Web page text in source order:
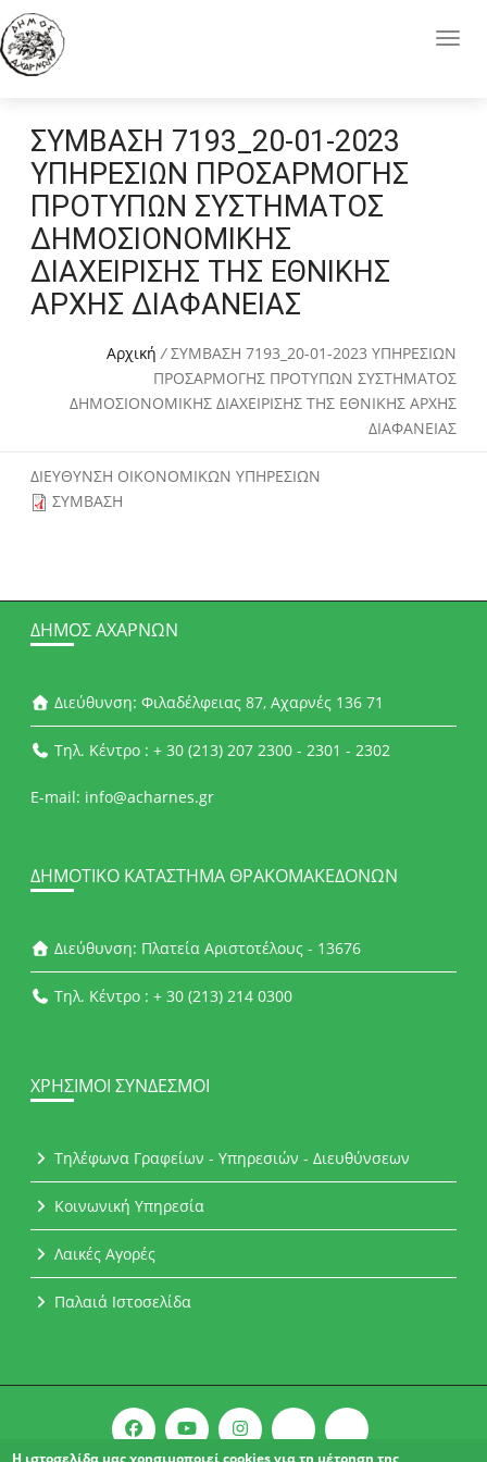
ΣΥΜΒΑΣΗ 7193_20-01-2023
ΥΠΗΡΕΣΙΩΝ ΠΡΟΣΑΡΜΟΓΗΣ
ΠΡΟΤΥΠΩΝ ΣΥΣΤΗΜΑΤΟΣ
ΔΗΜΟΣΙΟΝΟΜΙΚΗΣ
ΔΙΑΧΕΙΡΙΣΗΣ ΤΗΣ ΕΘΝΙΚΗΣ
ΑΡΧΗΣ ΔΙΑΦΑΝΕΙΑΣ
Αρχική /ΣΥΜΒΑΣΗ 7193_20-01-2023 ΥΠΗΡΕΣΙΩΝ
ΠΡΟΣΑΡΜΟΓΗΣ ΠΡΟΤΥΠΩΝ ΣΥΣΤΗΜΑΤΟΣ
ΔΗΜΟΣΙΟΝΟΜΙΚΗΣ ΔΙΑΧΕΙΡΙΣΗΣ ΤΗΣ ΕΘΝΙΚΗΣ ΑΡΧΗΣ
ΔΙΑΦΑΝΕΙΑΣ
ΔΙΕΥΘΥΝΣΗ ΟΙΚΟΝΟΜΙΚΩΝ ΥΠΗΡΕΣΙΩΝ
ΣΥΜΒΑΣΗ
ΔΉΜΟΣ ΑΧΑΡΝΏΝ
Διεύθυνση: Φιλαδέλφειας 87, Αχαρνές 136 71
Τηλ. Κέντρο : + 30 (213) 207 2300 - 2301 - 2302
E-mail: info@acharnes.gr
ΔΗΜΟΤΙΚΌ ΚΑΤΆΣΤΗΜΑ ΘΡΑΚΟΜΑΚΕΔΌΝΩΝ
Διεύθυνση: Πλατεία Αριστοτέλους - 13676
Τηλ. Κέντρο : + 30 (213) 214 0300
ΧΡΉΣΙΜΟΙ ΣΎΝΔΕΣΜΟΙ
Τηλέφωνα Γραφείων - Υπηρεσιών - Διευθύνσεων
Κοινωνική Υπηρεσία
Λαικές Αγορές
Παλαιά Ιστοσελίδα
Η ιστοσελίδα μας χρησιμοποιεί cookies για τη μέτρηση της